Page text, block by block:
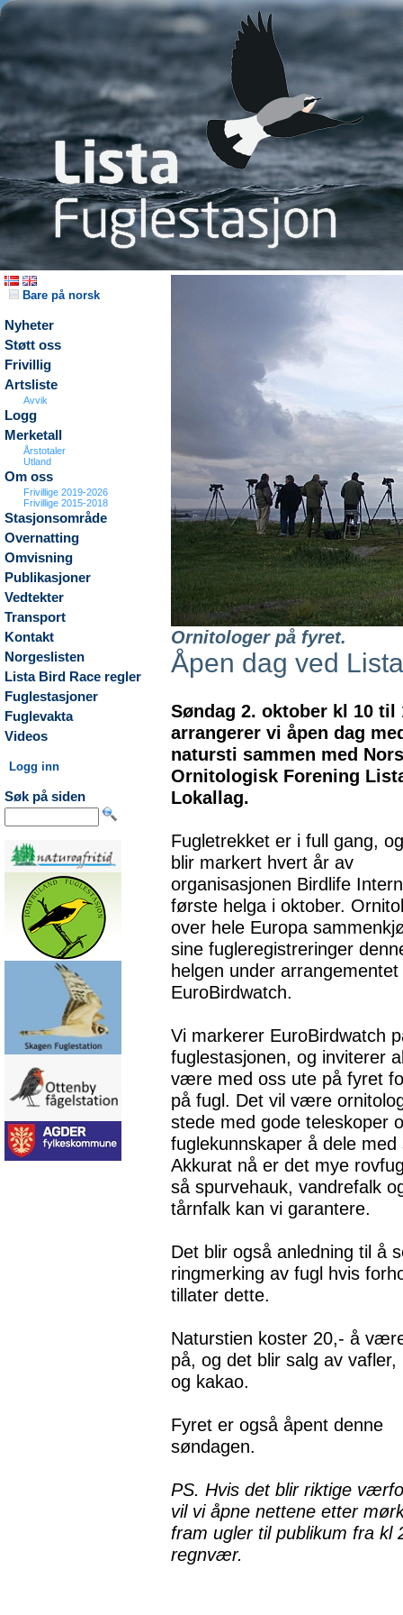
Bare på norsk
Nyheter
Støtt oss
Frivillig
Artsliste
Avvik
Logg
Merketall
Årstotaler
Utland
Om oss
Frivillige 2019-2026
Frivillige 2015-2018
Stasjonsområde
Overnatting
Omvisning
Publikasjoner
Vedtekter
Transport
Kontakt
Norgeslisten
Lista Bird Race regler
Fuglestasjoner
Fuglevakta
Videos
Logg inn
Søk på siden
Ornitologer på fyret.
Åpen dag ved
Søndag 2. oktober kl 10 til
arrangerer vi åpen dag
natursti sammen med
Ornitologisk Forening
Lokallag.
Fugletrekket er i full gang,
blir markert hvert år av
organisasjonen Birdlife
første helga i oktober.
over hele Europa
sine fugleregistreringer
helgen under arrangementet
EuroBirdwatch.
Vi markerer EuroBirdwatch
fuglestasjonen, og inviterer
være med oss ute på fyret
på fugl. Det vil være
stede med gode teleskoper
fuglekunnskaper å dele med
Akkurat nå er det mye
så spurvehauk, vandrefalk
tårnfalk kan vi garantere.
Det blir også anledning til å
ringmerking av fugl hvis
tillater dette.
Naturstien koster 20,- å
på, og det blir salg av vafler,
og kakao.
Fyret er også åpent denne
søndagen.
PS. Hvis det blir riktige
vil vi åpne nettene etter
fram ugler til publikum fra kl
regnvær.